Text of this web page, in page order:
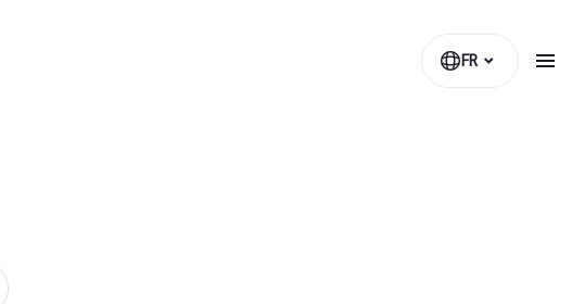
FR